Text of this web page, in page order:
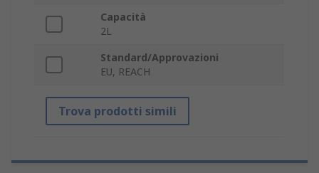
Capacità
2L
Standard/Approvazioni
EU, REACH
Trova prodotti simili